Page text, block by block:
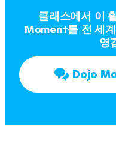
클래스에서 이
Moment를 전 세
영
Dojo